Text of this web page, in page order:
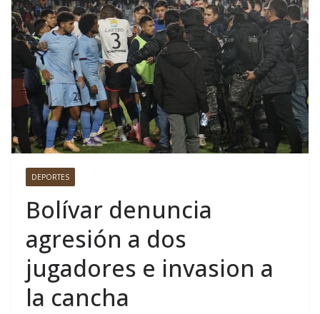
DEPORTES
Bolívar denuncia
agresión a dos
jugadores e invasion a
la cancha